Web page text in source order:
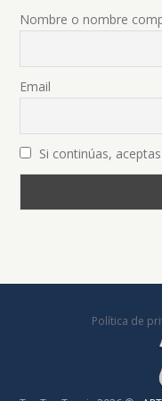
Nombre o nombre
Email
Si continúas,
Política de